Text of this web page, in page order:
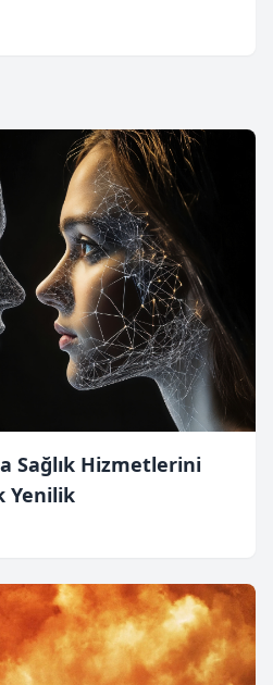
Sağlık Hizmetlerini
Yenilik